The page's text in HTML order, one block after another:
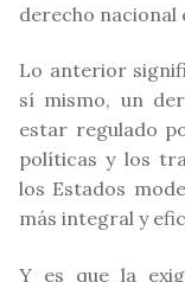
derecho nacional
Lo anterior
sí mismo, un
estar regulado
políticas y los
los Estados
más integral y
Y es que la